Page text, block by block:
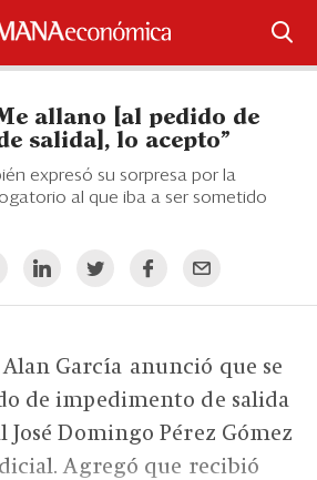
allano [al pedido de
salida], lo acepto"
expresó su sorpresa por la
al que iba a ser sometido
García anunció que se
de impedimento de salida
José Domingo Pérez Gómez
Agregó que recibió